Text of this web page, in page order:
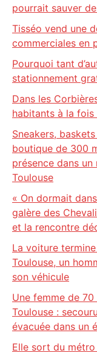
pourrait sauver
Tisséo vend une
commerciales en
Pourquoi tant
stationnement
Dans les
habitants à la
Sneakers,
boutique de 300
présence dans
Toulouse
« On dormait
galère des
et la rencontre
La voiture
Toulouse, un
son véhicule
Une femme de
Toulouse :
évacuée dans un
Elle sort du